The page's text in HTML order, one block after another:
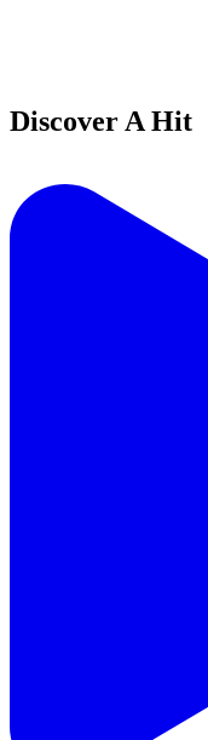
Discover A Hit